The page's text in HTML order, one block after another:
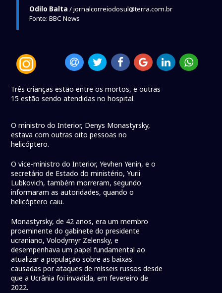
Odilo Balta / jornalcorreiodosul@terra.com.br
Fonte: BBC News
Três crianças estão entre os mortos, e outras
15 estão sendo atendidas no hospital.
O ministro do Interior, Denys Monastyrsky,
estava com outras oito pessoas no
helicóptero.
O vice-ministro do Interior, Yevhen Yenin, e o
secretário de Estado do ministério, Yurii
Lubkovich, também morreram, segundo
informaram as autoridades, quando o
helicóptero caiu.
Monastyrsky, de 42 anos, era um membro
proeminente do gabinete do presidente
ucraniano, Volodymyr Zelensky, e
desempenhava um papel fundamental ao
atualizar a população sobre as baixas
causadas por ataques de mísseis russos desde
que a Ucrânia foi invadida, em fevereiro de
2022.